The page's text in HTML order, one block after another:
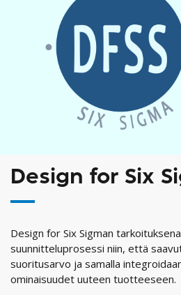
Design for Six
Design for Six Sigman
suunnitteluprosessi niin, että
suoritusarvo ja samalla
ominaisuudet uuteen tuotteeseen.